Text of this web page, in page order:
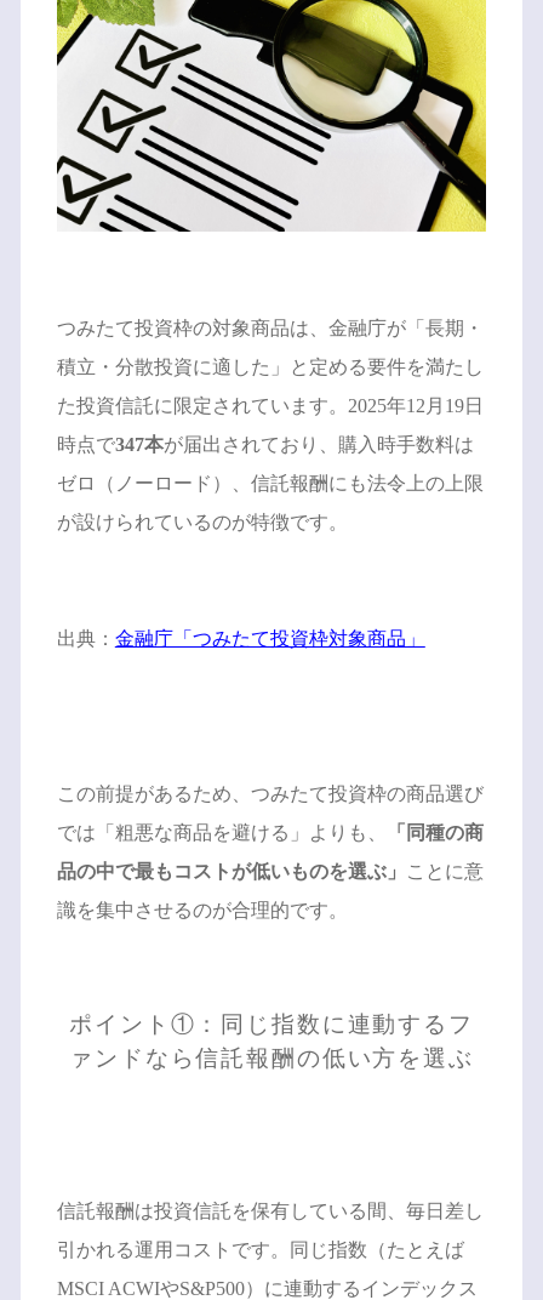
つみたて投資枠の対象商品は、金融庁が「長期・
積立・分散投資に適した」と定める要件を満たし
た投資信託に限定されています。2025年12月19日
時点で347本が届出されており、購入時手数料は
ゼロ（ノーロード）、信託報酬にも法令上の上限
が設けられているのが特徴です。
出典： 金融庁「つみたて投資枠対象商品」
この前提があるため、つみたて投資枠の商品選び
では「粗悪な商品を避ける」よりも、
「同種の商
品の中で最もコストが低いものを選ぶ」
ことに意
識を集中させるのが合理的です。
ポイント①：同じ指数に連動するフ
ァンドなら信託報酬の低い方を選ぶ
信託報酬は投資信託を保有している間、毎日差し
引かれる運用コストです。同じ指数（たとえば
MSCI ACWIやS&P500）に連動するインデックス